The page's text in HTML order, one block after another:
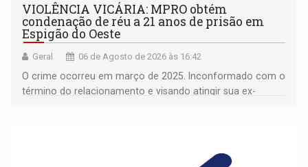
VIOLÊNCIA VICÁRIA: MPRO obtém
condenação de réu a 21 anos de prisão em
Espigão do Oeste
Geral 06 de Agosto de 2026 às 16:42
O crime ocorreu em março de 2025. Inconformado com o
término do relacionamento e visando atingir sua ex-